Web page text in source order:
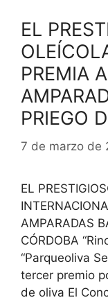
EL
PREMIA
PRIEGO
7 de marzo de
EL
AMPARADAS
CÓRDOBA
“Parqueoliva
tercer premio
de oliva El